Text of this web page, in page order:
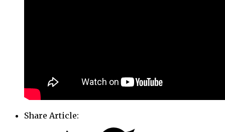
Share Article: